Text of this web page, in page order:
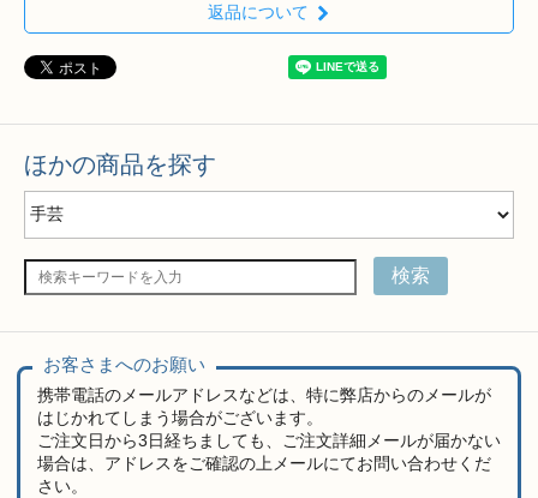
返品について
ほかの商品を探す
検索
お客さまへのお願い
携帯電話のメールアドレスなどは、特に弊店からのメールが
はじかれてしまう場合がございます。
ご注文日から3日経ちましても、ご注文詳細メールが届かない
場合は、アドレスをご確認の上メールにてお問い合わせくだ
さい。